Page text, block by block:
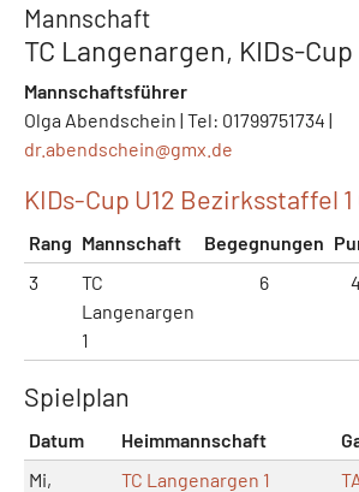
Mannschaft
TC Langenargen, KIDs-Cup
Mannschaftsführer
Olga Abendschein | Tel: 01799751734 |
dr.abendschein@gmx.de
KIDs-Cup U12 Bezirksstaffel 1
Rang Mannschaft Begegnungen
3
TC
Langenargen
1
6
Spielplan
Datum Heimmannschaft
Mi,
TC Langenargen 1